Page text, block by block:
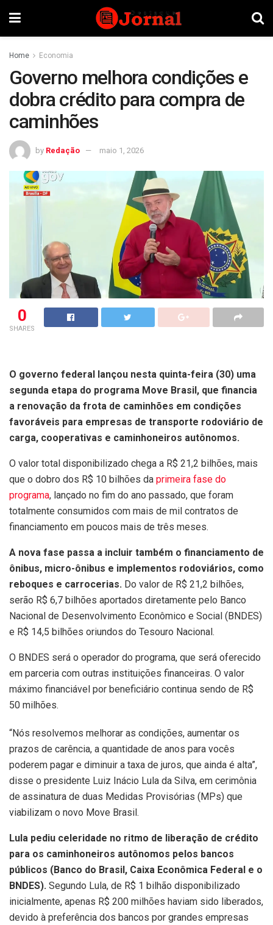
Home Economia
Governo melhora condições e
dobra crédito para compra de
caminhões
by Redação maio 1, 2026
0
SHARES
O governo federal lançou nesta quinta-feira (30) uma
segunda etapa do programa Move Brasil, que financia
a renovação da frota de caminhões em condições
favoráveis para empresas de transporte rodoviário de
carga, cooperativas e caminhoneiros autônomos.
O valor total disponibilizado chega a R$ 21,2 bilhões, mais
que o dobro dos R$ 10 bilhões da primeira fase do
programa, lançado no fim do ano passado, que foram
totalmente consumidos com mais de mil contratos de
financiamento em poucos mais de três meses.
A nova fase passa a incluir também o financiamento de
ônibus, micro-ônibus e implementos rodoviários, como
reboques e carrocerias. Do valor de R$ 21,2 bilhões,
serão R$ 6,7 bilhões aportados diretamente pelo Banco
Nacional de Desenvolvimento Econômico e Social (BNDES)
e R$ 14,5 bilhões oriundos do Tesouro Nacional.
O BNDES será o operador do programa, que será oferecido
em parceria com outras instituições financeiras. O valor
máximo financiável por beneficiário continua sendo de R$
50 milhões.
“Nós resolvemos melhorar as condições, aumentar os
prazos de carência, a quantidade de anos para vocês
poderem pagar e diminuir a taxa de juros, que ainda é alta”,
disse o presidente Luiz Inácio Lula da Silva, em cerimônia
de assinatura de duas Medidas Provisórias (MPs) que
viabilizam o novo Move Brasil.
Lula pediu celeridade no ritmo de liberação de crédito
para os caminhoneiros autônomos pelos bancos
públicos (Banco do Brasil, Caixa Econômica Federal e o
BNDES). Segundo Lula, de R$ 1 bilhão disponibilizado
inicialmente, apenas R$ 200 milhões haviam sido liberados,
devido à preferência dos bancos por grandes empresas